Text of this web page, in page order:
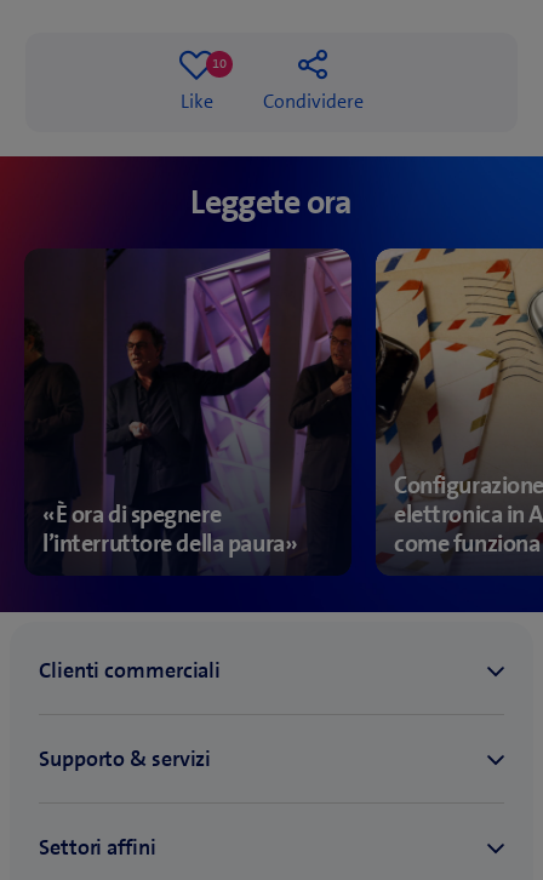
Like
10
10
Condividere
Leggete ora
«È ora di spegnere
l’interruttore della paura»
elettronica in
come funziona